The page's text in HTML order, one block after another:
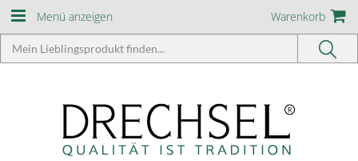
Menü anzeigen Warenkorb